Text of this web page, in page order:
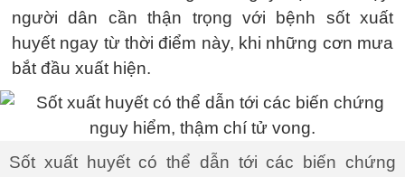
người dân cần thận trọng với bệnh sốt xuất
huyết ngay từ thời điểm này, khi những cơn mưa
bắt đầu xuất hiện.
Sốt xuất huyết có thể dẫn tới các biến chứng